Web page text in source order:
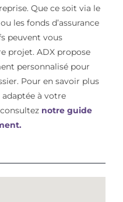
Que ce soit via le
les fonds d’assurance
peuvent vous
projet. ADX propose
personnalisé pour
Pour en savoir plus
à votre
notre guide